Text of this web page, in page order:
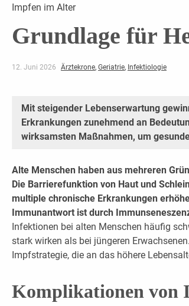
Impfen im Alter
Grundlage für
12. Juni 2026 Ärztekrone, Geriatrie, Infektiologie
Mit steigender Lebenserwartung
Erkrankungen zunehmend an
wirksamsten Maßnahmen, um
Alte Menschen haben aus mehreren
Die Barrierefunktion von Haut und
multiple chronische Erkrankungen
Immunantwort ist durch
Infektionen bei alten Menschen häufig
stark wirken als bei jüngeren
Impfstrategie, die an das höhere
Komplikationen von